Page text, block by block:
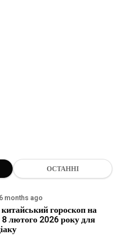
ОСТАННІ
6 months ago
гороскоп на
лютого 2026 року для